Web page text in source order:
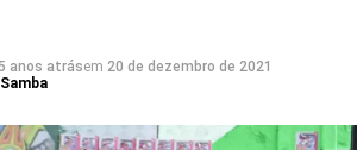
5 anos atrásem 20 de dezembro de 2021